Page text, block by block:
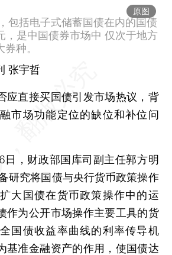
原图
包括电子式储蓄国债在内的国债
，是中国债券市场中 仅次于地方
种。
张宇哲
直接买国债引发市场热议，背
市场功能定位的缺位和补位问
，财政部国库司副主任郭方明
研究将国债与央行货币政策操作
大国债在货币政策操作中的运
作为公开市场操作主要工具的货
国债收益率曲线的利率传导机
基准金融资产的作用，使国债达